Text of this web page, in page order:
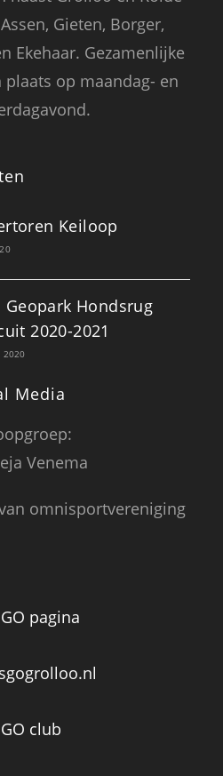
Gieten, Borger,
Ekehaar. Gezamenlijke
op maandag- en
Keiloop
Geopark Hondsrug
2020-2021
2020
Media
Venema
omnisportvereniging
pagina
club